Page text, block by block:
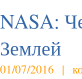
NASA:
Землей
01/07/2016 |